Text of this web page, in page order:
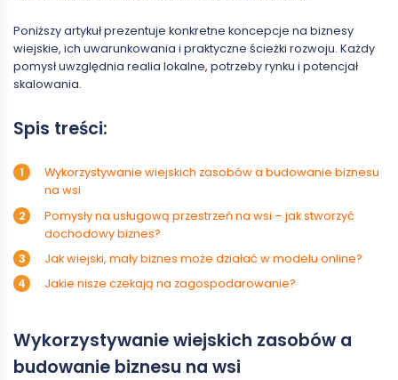
Poniższy artykuł prezentuje konkretne koncepcje na biznesy
wiejskie, ich uwarunkowania i praktyczne ścieżki rozwoju. Każdy
pomysł uwzględnia realia lokalne, potrzeby rynku i potencjał
skalowania.
Spis treści:
Wykorzystywanie wiejskich zasobów a budowanie biznesu
na wsi
Pomysły na usługową przestrzeń na wsi – jak stworzyć
dochodowy biznes?
Jak wiejski, mały biznes może działać w modelu online?
Jakie nisze czekają na zagospodarowanie?
Wykorzystywanie wiejskich zasobów a
budowanie biznesu na wsi